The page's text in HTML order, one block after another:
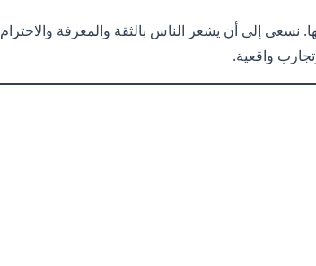
نسعى إلى أن يشعر الناس بالثقة والمعرفة
واقعية.